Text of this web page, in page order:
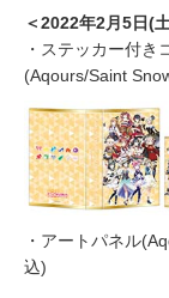
＜2022年2月5日(
・ステッカー付
(Aqours/Saint
・アートパネル
込)